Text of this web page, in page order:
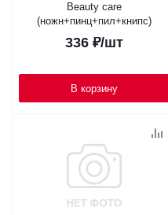
Beauty care
(ножн+пинц+пил+книпс)
336 ₽/шт
В корзину